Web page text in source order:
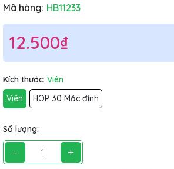
Mã hàng: HB11233
12.500₫
Kích thước: Viên
Viên
HOP 30 Mặc định
Số lượng:
- +